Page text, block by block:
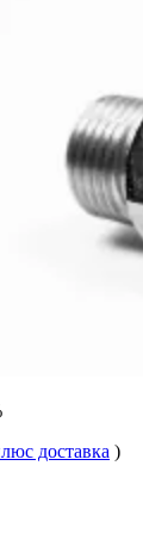
доставка )